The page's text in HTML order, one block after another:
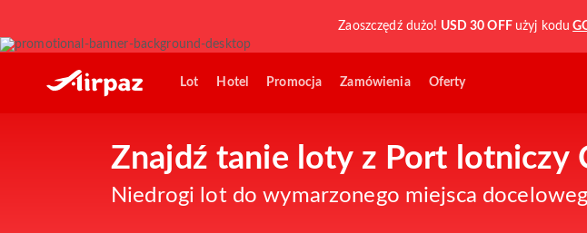
Zaoszczędź dużo! USD 30 OFF użyj kodu
Lot Hotel Promocja Zamówienia Oferty
Znajdź tanie loty z Port lotniczy
Niedrogi lot do wymarzonego miejsca